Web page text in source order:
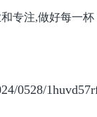
专注,做好每一杯